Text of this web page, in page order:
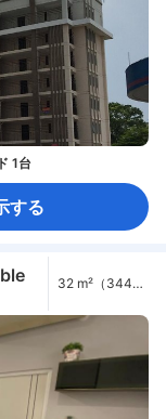
1台
する
32 m²（344